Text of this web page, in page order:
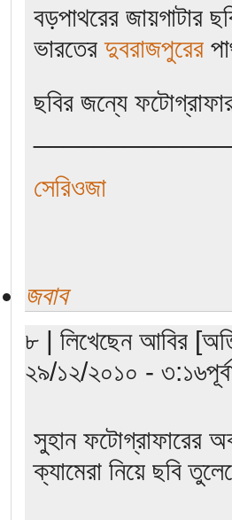
বড়পাথরের জায়গাটার
ভারতেরদুবরাজপুরের
ছবির জন্যে
সেরিওজা
জবাব
৮ | লিখেছেন আবির
২৯/১২/২০১০ -
সুহান ফটোগ্রাফারের
ক্যামেরা নিয়ে ছবি